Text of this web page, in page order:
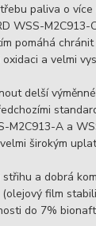
paliva o
WSS-M2C913-
pomáhá
a velmi
delší
M2C913-A a
širokým
a dobrá
film
do 7%